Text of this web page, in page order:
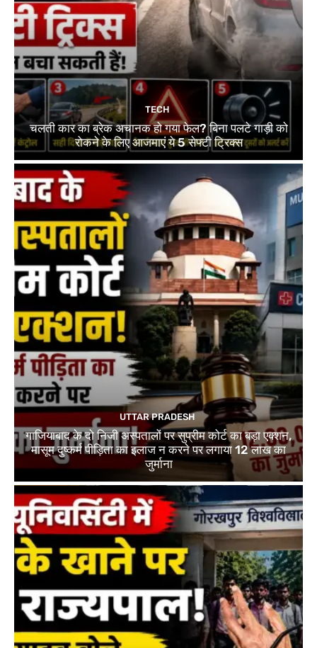
TECH
चलती कार का ब्रेक अचानक हो गया फेल? बिना पलटे गाड़ी को
रोकने के लिए आजमाएं ये 5 सेफ्टी ट्रिक्स
UTTAR PRADESH
गाजियाबाद के दो निजी अस्पतालों पर सुप्रीम कोर्ट का बड़ा एक्शन,
मासूम दुष्कर्म पीड़िता का इलाज न करने पर लगाया 12 लाख का
जुर्माना